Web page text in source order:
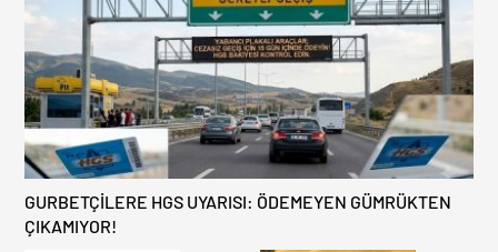
Yaralandı.
ARAÇLARA AÇILIYOR!
GURBETÇİLERE HGS UYARISI: ÖDEMEYEN GÜMRÜKTEN
ÇIKAMIYOR!